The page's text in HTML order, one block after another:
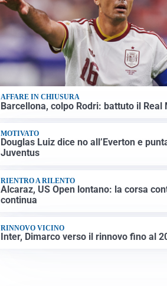
AFFARE IN CHIUSURA
Barcellona, colpo Rodri: battuto il Real
MOTIVATO
Douglas Luiz dice no all’Everton e
Juventus
RIENTRO A RILENTO
Alcaraz, US Open lontano: la corsa
continua
RINNOVO VICINO
Inter, Dimarco verso il rinnovo fino al